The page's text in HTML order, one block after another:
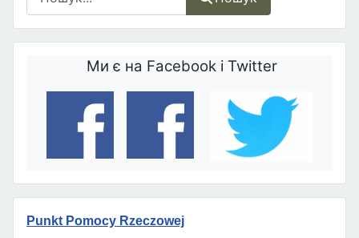
Ми є на Facebook і Twitter
Punkt Pomocy Rzeczowej